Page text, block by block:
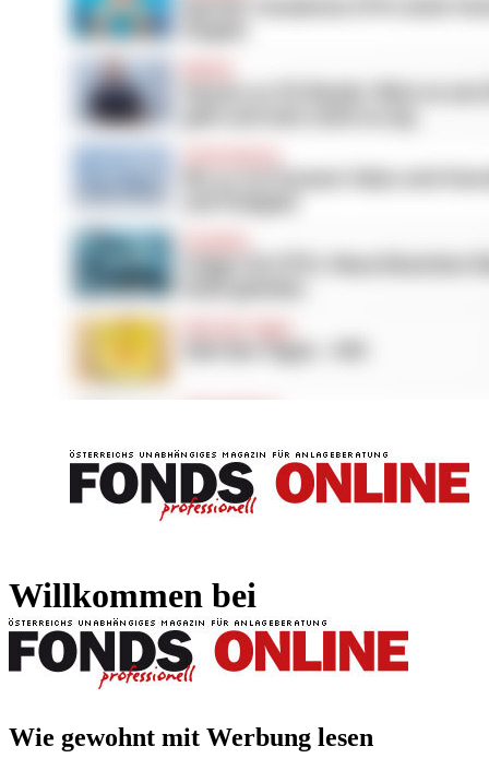
Willkommen bei
Wie gewohnt mit Werbung lesen